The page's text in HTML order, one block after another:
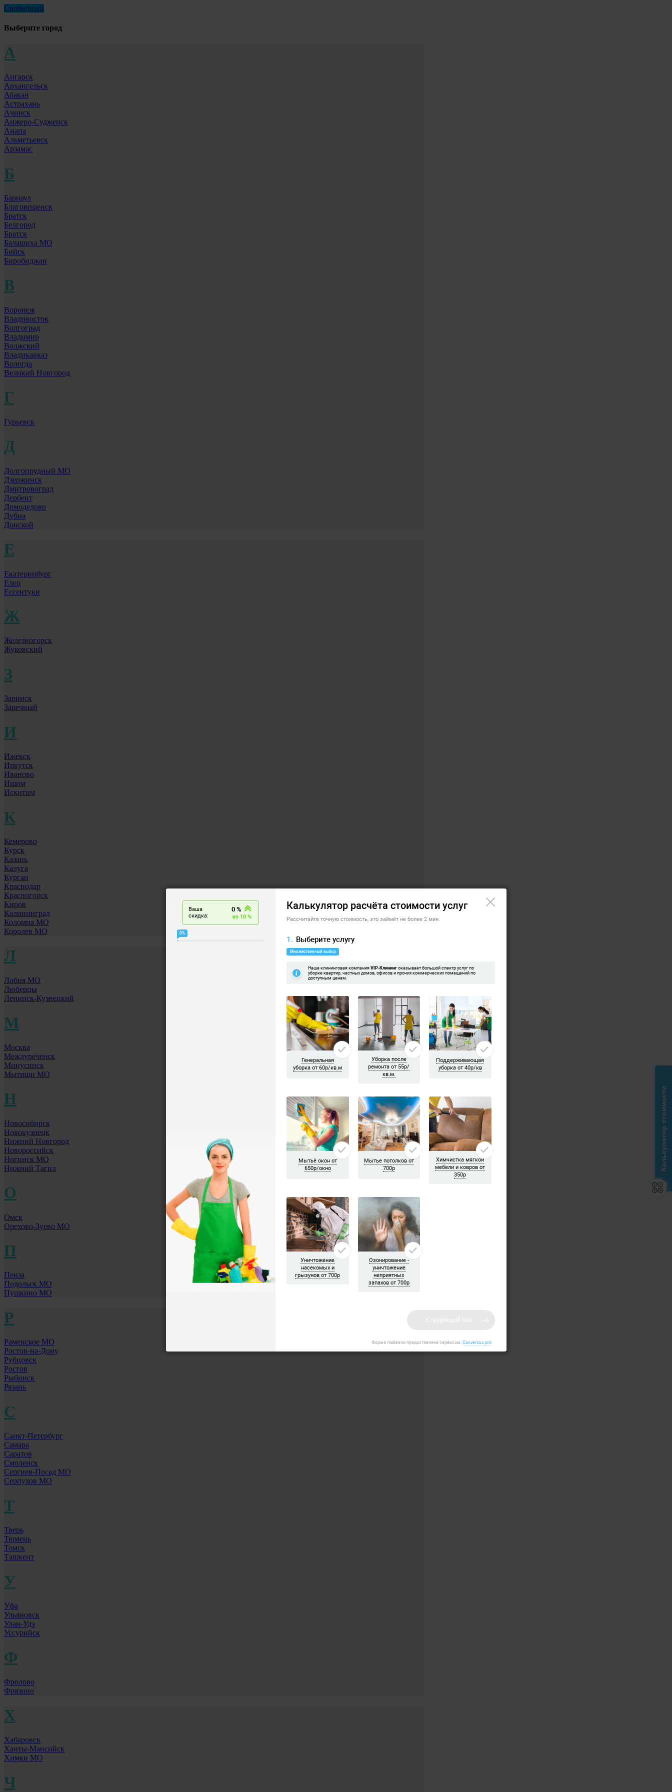
Свободный
Выберите город
А
Ангарск
Архангельск
Абакан
Астрахань
Ачинск
Анжеро-Судженск
Анапа
Альметьевск
Арзамас
Б
Барнаул
Благовещенск
Братск
Белгород
Братск
Балашиха МО
Бийск
Биробиджан
В
Воронеж
Владивосток
Волгоград
Владимир
Волжский
Владикавказ
Вологда
Великий Новгород
Г
Гурьевск
Д
Долгопрудный МО
Дзержинск
Дмитровоград
Дербент
Домодедово
Дубна
Донской
Е
Екатеринбург
Елец
Ессентуки
Ж
Железногорск
Жуковский
З
Заринск
Заречный
И
Ижевск
Иркутск
Иваново
Ишим
Искитим
К
Кемерово
Курск
Казань
Калуга
Курган
Краснодар
Красногорск
Киров
Калининград
Коломна МО
Королев МО
Л
Лобня МО
Люберцы
Ленинск-Кузнецкий
М
Москва
Междуреченск
Минусинск
Мытищи МО
Н
Новосибирск
Новокузнецк
Нижний Новгород
Новороссийск
Ногинск МО
Нижний Тагил
О
Омск
Орехово-Зуево МО
П
Пенза
Подольск МО
Пушкино МО
Р
Раменское МО
Ростов-на-Дону
Рубцовск
Ростов
Рыбинск
Рязань
С
Санкт-Петербург
Самара
Саратов
Смоленск
Сергиев-Посад МО
Серпухов МО
Т
Тверь
Тюмень
Томск
Ташкент
У
Уфа
Ульяновск
Улан-Удэ
Уссурийск
Ф
Фролово
Фрязино
Х
Хабаровск
Ханты-Мансийск
Химки МО
Ч
Калькулятор стоимости